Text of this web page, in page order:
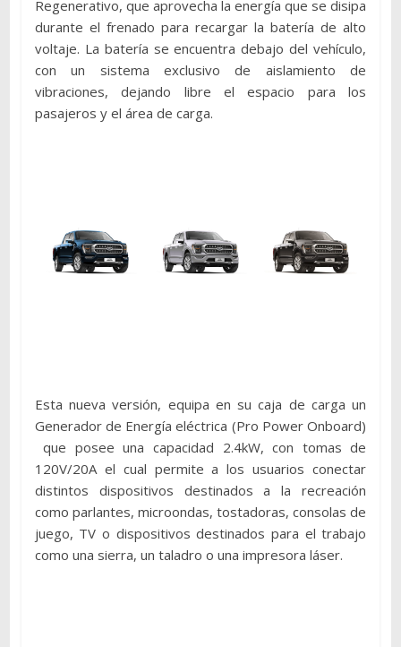
Regenerativo, que aprovecha la energía que se disipa
durante el frenado para recargar la batería de alto
voltaje. La batería se encuentra debajo del vehículo,
con un sistema exclusivo de aislamiento de
vibraciones, dejando libre el espacio para los
pasajeros y el área de carga.
Esta nueva versión, equipa en su caja de carga un
Generador de Energía eléctrica (Pro Power Onboard)
que posee una capacidad 2.4kW, con tomas de
120V/20A el cual permite a los usuarios conectar
distintos dispositivos destinados a la recreación
como parlantes, microondas, tostadoras, consolas de
juego, TV o dispositivos destinados para el trabajo
como una sierra, un taladro o una impresora láser.